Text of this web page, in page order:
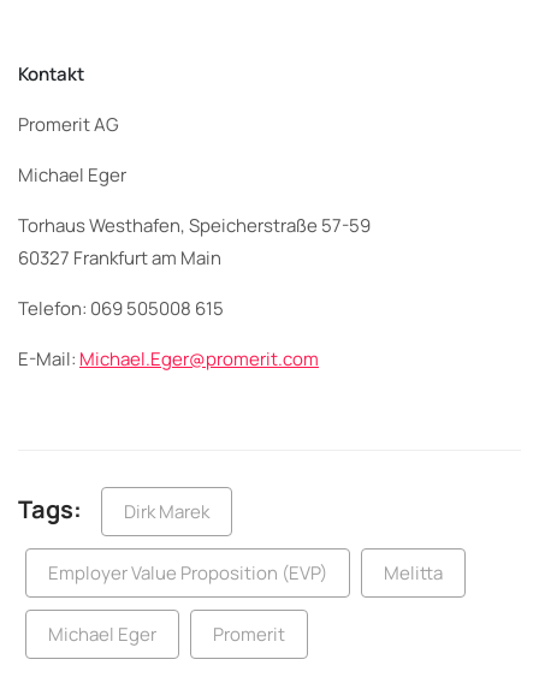
Kontakt
Promerit AG
Michael Eger
Torhaus Westhafen, Speicherstraße 57-59
60327 Frankfurt am Main
Telefon: 069 505008 615
E-Mail: Michael.Eger@promerit.com
Tags: Dirk Marek
Employer Value Proposition (EVP) Melitta
Michael Eger Promerit